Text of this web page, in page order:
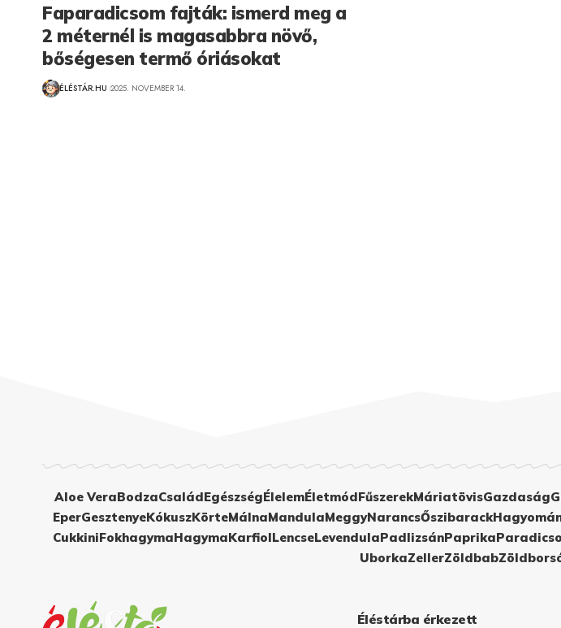
Faparadicsom fajták: ismerd meg a
2 méternél is magasabbra növő,
bőségesen termő óriásokat
ÉLÉSTÁR.HU 2025. NOVEMBER 14.
Aloe VeraBodzaCsaládEgészségÉlelemÉletmódFűszerekMáriatövisGazdaság
EperGesztenyeKókuszKörteMálnaMandulaMeggyNarancsŐszibarack
CukkiniFokhagymaHagymaKarfiolLencseLevendulaPadlizsánPaprika
UborkaZellerZöldbab
Éléstárba érkezett